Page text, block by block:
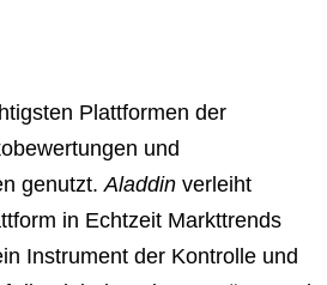
Plattformen der
und
genutzt. Aladdinverleiht
in Echtzeit Markttrends
Instrument der Kontrolle und